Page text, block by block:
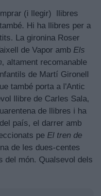
(i llegir) llibres
Hi ha llibres per a
La gironina Roser
de Vapor amb Els
, altament recomanable
de Martí Gironell
també porta a l'Antic
llibre de Carles Sala,
de llibres i ha
país, el darrer amb
pe El tren de
de les dues-centes
del món. Qualsevol dels